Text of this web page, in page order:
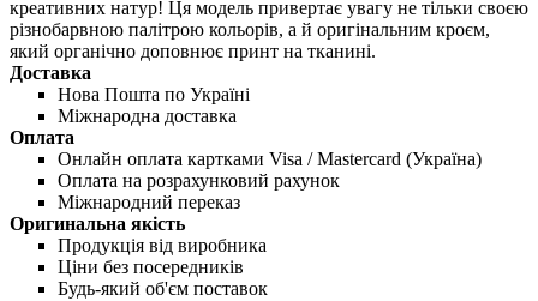
креативних натур! Ця модель привертає увагу не тільки своєю
різнобарвною палітрою кольорів, а й оригінальним кроєм,
який органічно доповнює принт на тканині.
Доставка
Нова Пошта по Україні
Міжнародна доставка
Оплата
Онлайн оплата картками Visa / Mastercard (Україна)
Оплата на розрахунковий рахунок
Міжнародний переказ
Оригинальна якість
Продукція від виробника
Ціни без посередників
Будь-який об'єм поставок